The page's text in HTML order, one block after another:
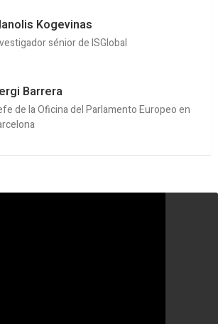
Kogevinas
sénior de ISGlobal
Barrera
de la Oficina del Parlamento Europeo en